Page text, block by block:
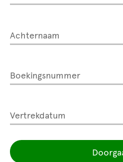
Achternaam
Boekingsnummer
Vertrekdatum